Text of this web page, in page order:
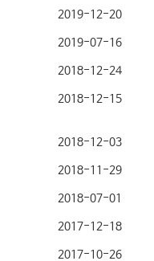
2019-12-20
2019-07-16
2018-12-24
2018-12-15
2018-12-03
2018-11-29
2018-07-01
2017-12-18
2017-10-26